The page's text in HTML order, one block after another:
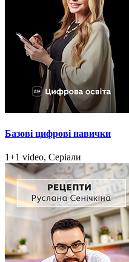
Базові цифрові навички
1+1 video, Серіали